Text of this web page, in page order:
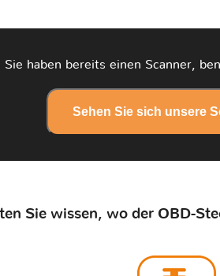
Sie haben bereits einen Scanner,
Sehen Sie sich unsere
Sie wissen, wo der OBD-